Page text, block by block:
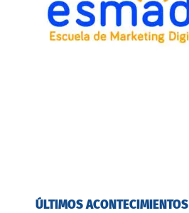
ÚLTIMOS ACONTECIMIENTOS